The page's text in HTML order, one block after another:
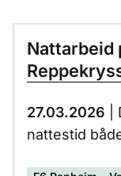
Nattarbeid
27.03.2026 |
nattestid